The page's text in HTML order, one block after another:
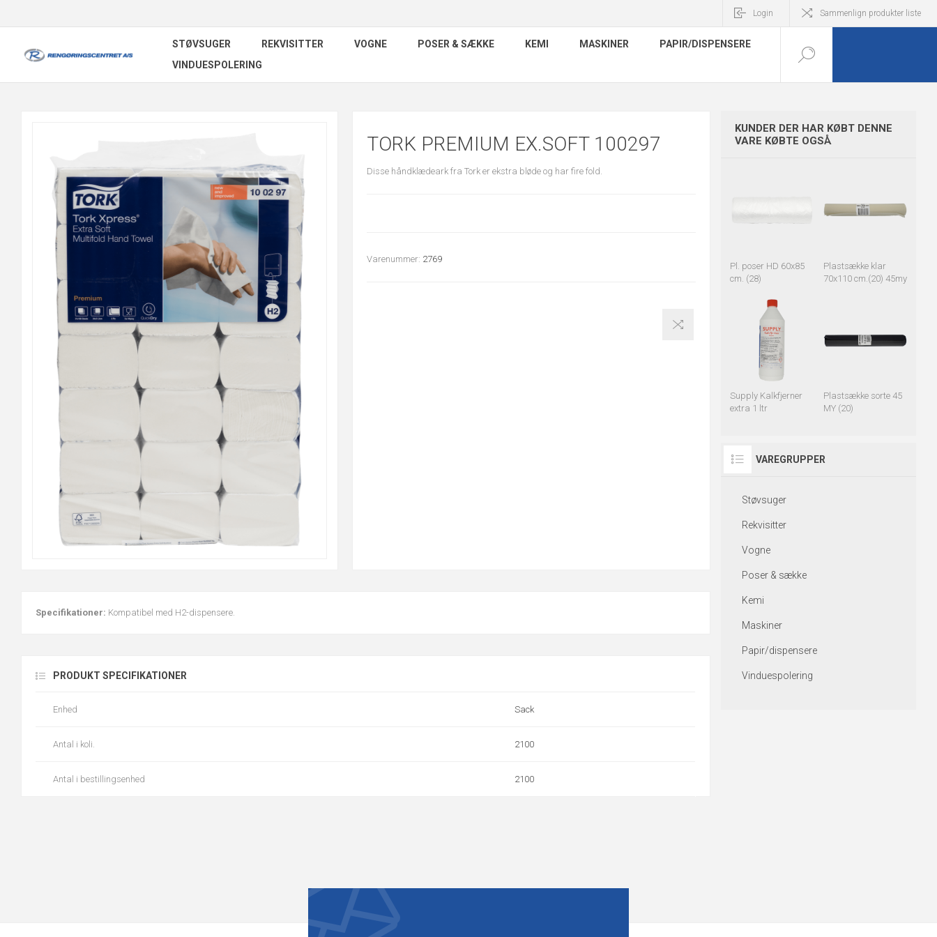
Login Sammenlign produkter liste
STØVSUGER REKVISITTER VOGNE POSER & SÆKKE KEMI MASKINER
PAPIR/DISPENSERE
VINDUESPOLERING
TORK PREMIUM EX.SOFT 100297
Disse håndklædeark fra Tork er ekstra bløde og har fire fold.
Varenummer: 2769
Specifikationer: Kompatibel med H2-dispensere.
PRODUKT SPECIFIKATIONER
Enhed Sack
Antal i koli. 2100
Antal i bestillingsenhed 2100
KUNDER DER HAR KØBT DENNE
VARE KØBTE OGSÅ
Pl. poser HD 60x85
cm. (28)
Plastsække klar
70x110 cm.(20) 45my
Supply Kalkfjerner
extra 1 ltr
Plastsække sorte 45
MY (20)
VAREGRUPPER
Støvsuger
Rekvisitter
Vogne
Poser & sække
Kemi
Maskiner
Papir/dispensere
Vinduespolering